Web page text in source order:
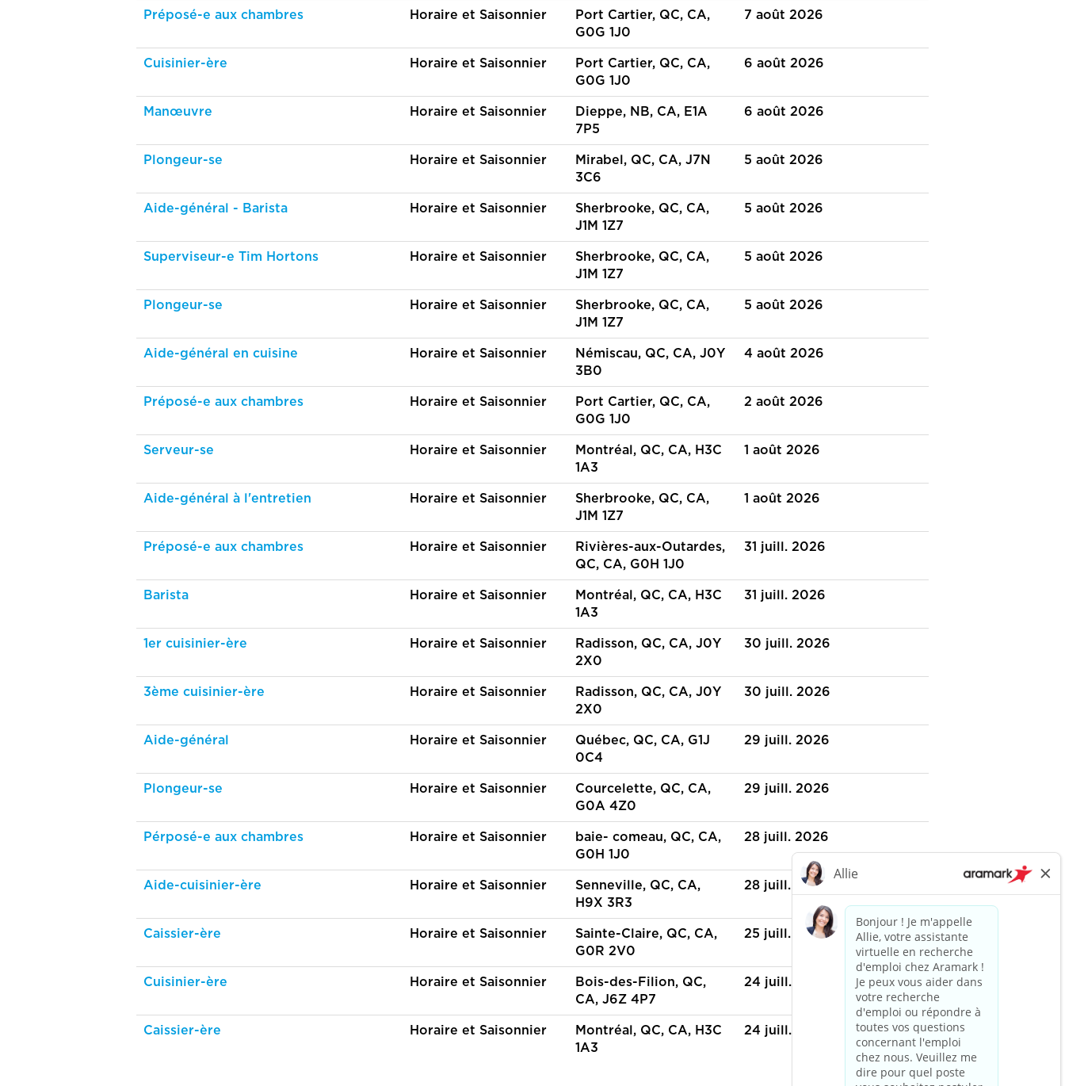
Préposé-e aux chambres Horaire et Saisonnier
Port Cartier, QC, CA,
G0G 1J0
7 août 2026
Cuisinier-ère Horaire et Saisonnier
Port Cartier, QC, CA,
G0G 1J0
6 août 2026
Manœuvre Horaire et Saisonnier
Dieppe, NB, CA, E1A
7P5
6 août 2026
Plongeur-se Horaire et Saisonnier
Mirabel, QC, CA, J7N
3C6
5 août 2026
Aide-général - Barista Horaire et Saisonnier
Sherbrooke, QC, CA,
J1M 1Z7
5 août 2026
Superviseur-e Tim Hortons Horaire et Saisonnier
Sherbrooke, QC, CA,
J1M 1Z7
5 août 2026
Plongeur-se Horaire et Saisonnier
Sherbrooke, QC, CA,
J1M 1Z7
5 août 2026
Aide-général en cuisine Horaire et Saisonnier
Némiscau, QC, CA, J0Y
3B0
4 août 2026
Préposé-e aux chambres Horaire et Saisonnier
Port Cartier, QC, CA,
G0G 1J0
2 août 2026
Serveur-se Horaire et Saisonnier
Montréal, QC, CA, H3C
1A3
1 août 2026
Aide-général à l'entretien Horaire et Saisonnier
Sherbrooke, QC, CA,
J1M 1Z7
1 août 2026
Préposé-e aux chambres Horaire et Saisonnier
Rivières-aux-Outardes,
QC, CA, G0H 1J0
31 juill. 2026
Barista Horaire et Saisonnier
Montréal, QC, CA, H3C
1A3
31 juill. 2026
1er cuisinier-ère Horaire et Saisonnier
Radisson, QC, CA, J0Y
2X0
30 juill. 2026
3ème cuisinier-ère Horaire et Saisonnier
Radisson, QC, CA, J0Y
2X0
30 juill. 2026
Aide-général Horaire et Saisonnier
Québec, QC, CA, G1J
0C4
29 juill. 2026
Plongeur-se Horaire et Saisonnier
Courcelette, QC, CA,
G0A 4Z0
29 juill. 2026
Pérposé-e aux chambres Horaire et Saisonnier
baie- comeau, QC, CA,
G0H 1J0
28 juill. 2026
Aide-cuisinier-ère Horaire et Saisonnier
Senneville, QC, CA,
H9X 3R3
28 juill. 2026
Caissier-ère Horaire et Saisonnier
Sainte-Claire, QC, CA,
G0R 2V0
25 juill. 2026
Cuisinier-ère Horaire et Saisonnier
Bois-des-Filion, QC,
CA, J6Z 4P7
24 juill. 2026
Caissier-ère Horaire et Saisonnier
Montréal, QC, CA, H3C
1A3
24 juill. 2026